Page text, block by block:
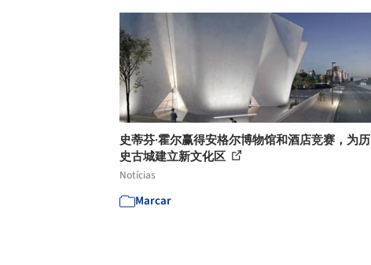
史蒂芬·霍尔赢得安格尔博物馆和酒店竞赛，为历
史古城建立新文化区
Notícias
Marcar